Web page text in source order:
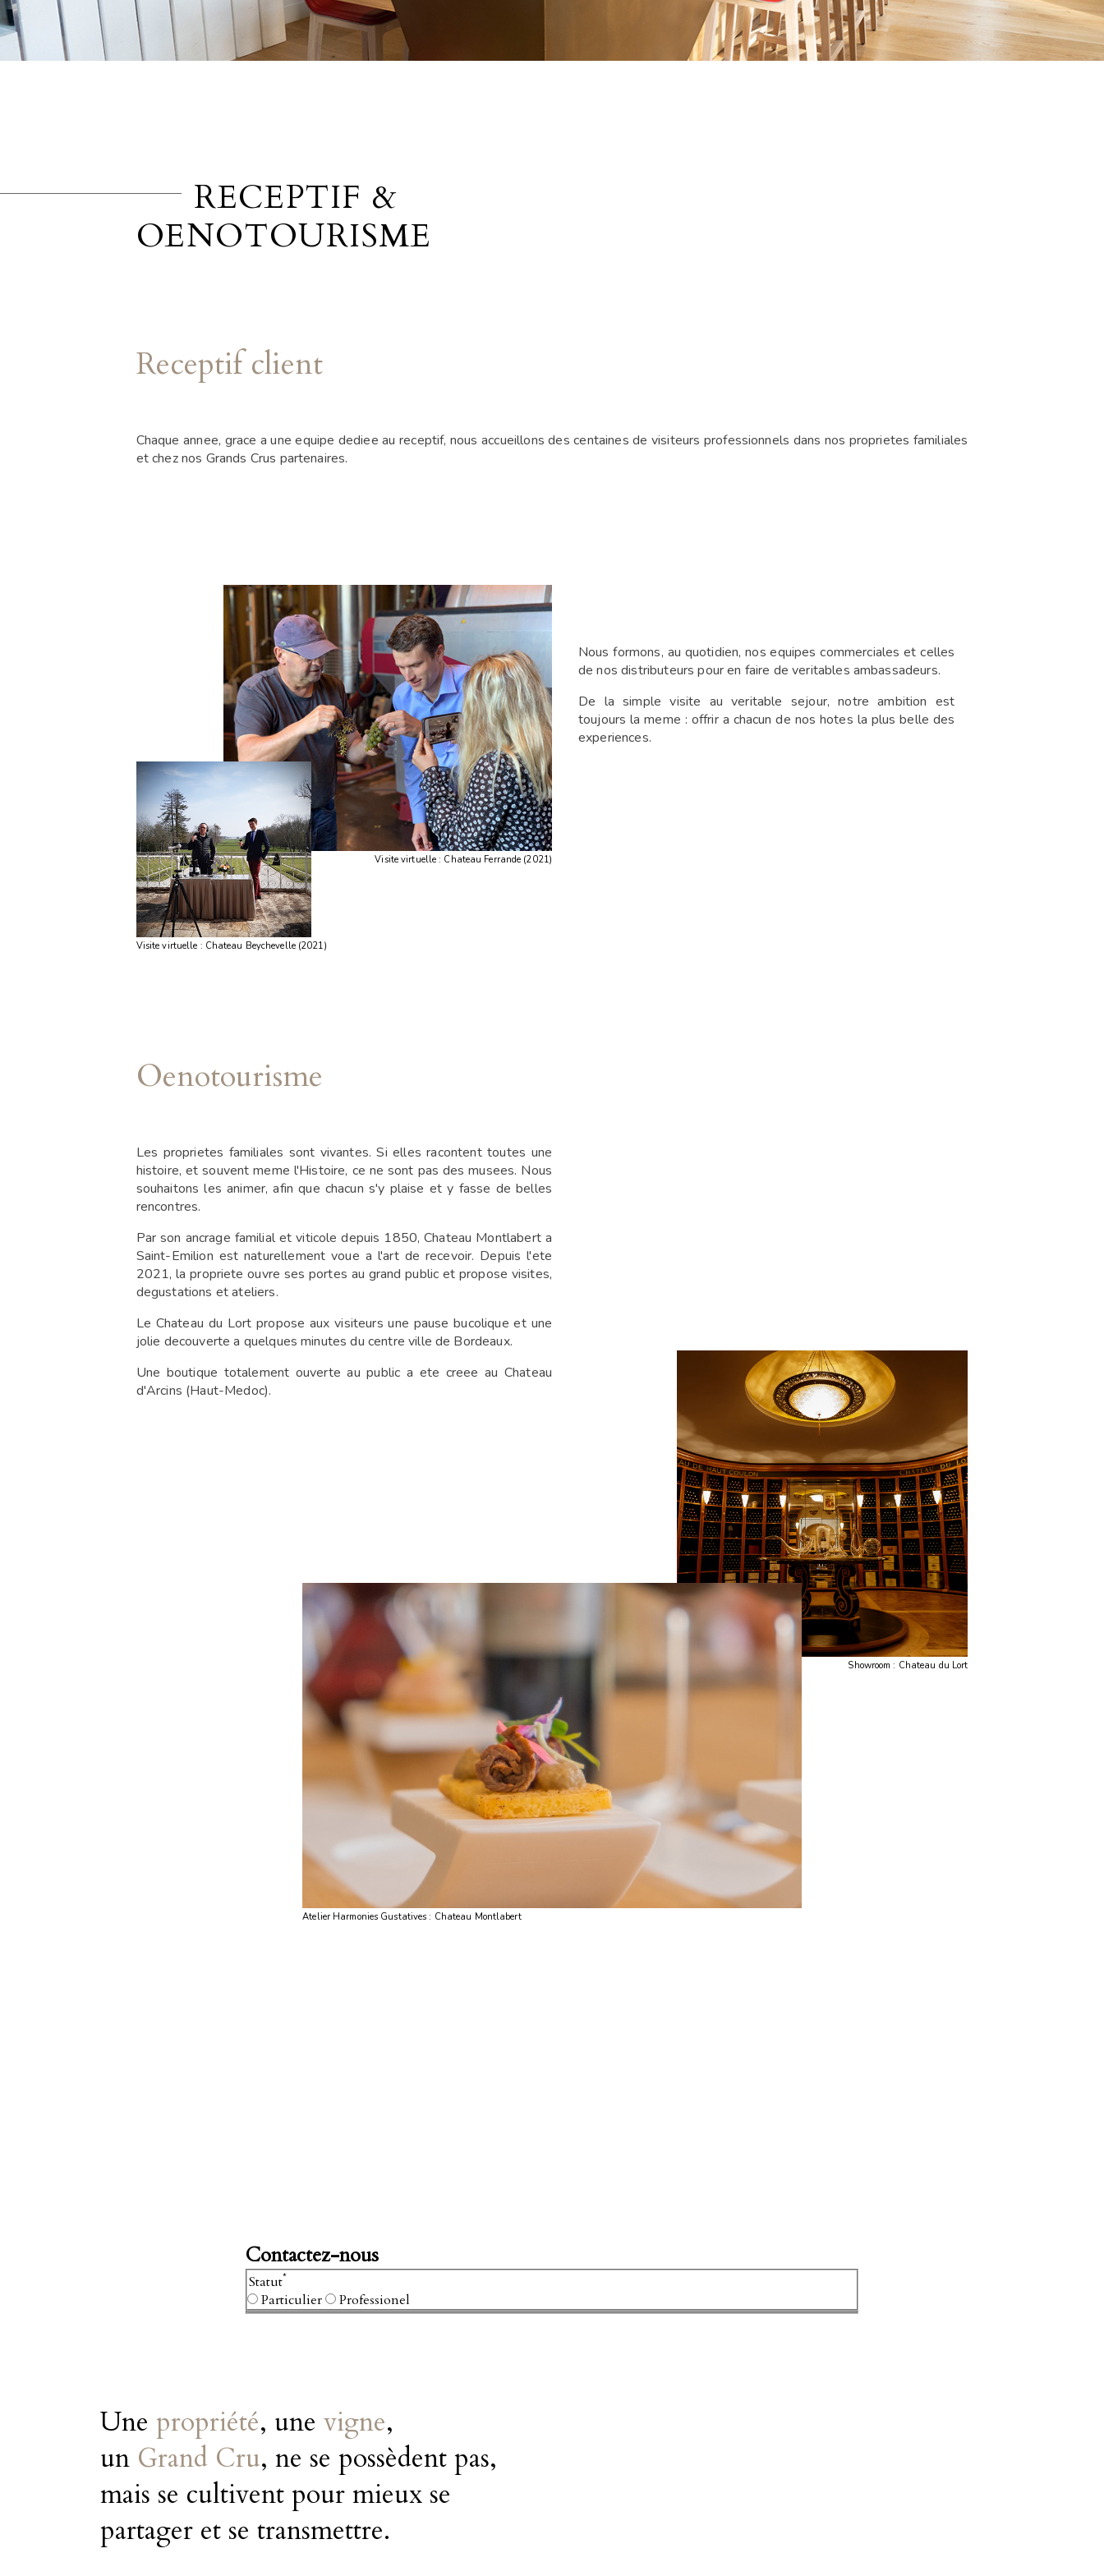
RECEPTIF &
OENOTOURISME
Receptif client
Chaque annee, grace a une equipe dediee au receptif, nous accueillons des centaines de visiteurs professionnels dans nos proprietes familiales
et chez nos Grands Crus partenaires.
Visite virtuelle : Chateau Ferrande (2021)
Visite virtuelle : Chateau Beychevelle (2021)
Nous formons, au quotidien, nos equipes commerciales et celles
de nos distributeurs pour en faire de veritables ambassadeurs.
De la simple visite au veritable sejour, notre ambition est
toujours la meme : offrir a chacun de nos hotes la plus belle des
experiences.
Oenotourisme
Les proprietes familiales sont vivantes. Si elles racontent toutes une
histoire, et souvent meme l'Histoire, ce ne sont pas des musees. Nous
souhaitons les animer, afin que chacun s'y plaise et y fasse de belles
rencontres.
Par son ancrage familial et viticole depuis 1850, Chateau Montlabert a
Saint-Emilion est naturellement voue a l'art de recevoir. Depuis l'ete
2021, la propriete ouvre ses portes au grand public et propose visites,
degustations et ateliers.
Le Chateau du Lort propose aux visiteurs une pause bucolique et une
jolie decouverte a quelques minutes du centre ville de Bordeaux.
Une boutique totalement ouverte au public a ete creee au Chateau
d'Arcins (Haut-Medoc).
Showroom : Chateau du Lort
Atelier Harmonies Gustatives : Chateau Montlabert
Contactez-nous
Statut*
Particulier Professionel
Une propriété, une vigne,
un Grand Cru, ne se possèdent pas,
mais se cultivent pour mieux se
partager et se transmettre.